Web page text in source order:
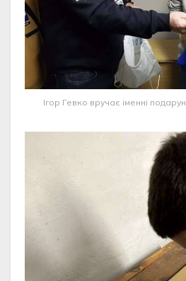
Ігор Гевко вручає іменні